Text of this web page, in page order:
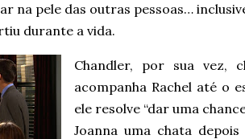
na pele das outras pessoas…
durante a vida.
Chandler, por sua vez,
acompanha Rachel até o
ele resolve “dar uma
Joanna uma chata